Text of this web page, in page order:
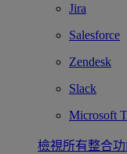
Jira
Salesforce
Zendesk
Slack
Microsoft
檢視所有整合功